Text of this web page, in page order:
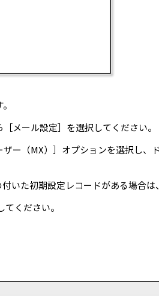
メール設定］を選択してください。
ザー（MX）］オプションを選択し
いた初期設定レコードがある場合は
ください。